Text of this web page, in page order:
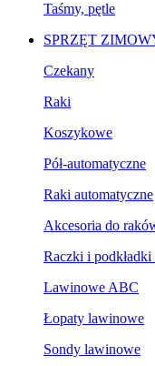
Taśmy, pętle
SPRZĘT
Czekany
Raki
Koszykowe
Pół-automatyczne
Raki automatyczne
Akcesoria do
Raczki i
Lawinowe ABC
Łopaty lawinowe
Sondy lawinowe